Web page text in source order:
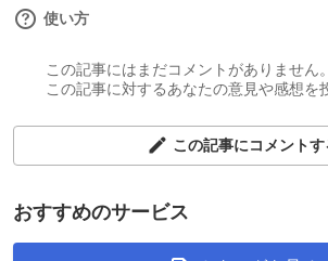
使い方
この記事にはまだコメントがありません。
この記事に対するあなたの意見や感想を
この記事にコメントす
おすすめのサービス